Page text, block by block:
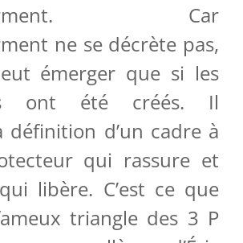
Car
ne se décrète pas,
émerger que si les
ont été créés. Il
définition d’un cadre à
qui rassure et
libère. C’est ce que
triangle des 3 P